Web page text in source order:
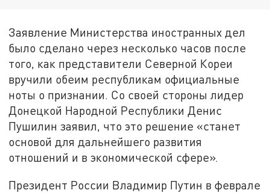
Заявление Министерства иностранных дел
было сделано через несколько часов после
того, как представители Северной Кореи
вручили обеим республикам официальные
ноты о признании. Со своей стороны лидер
Донецкой Народной Республики Денис
Пушилин заявил, что это решение «станет
основой для дальнейшего развития
отношений и в экономической сфере».
Президент России Владимир Путин в феврале